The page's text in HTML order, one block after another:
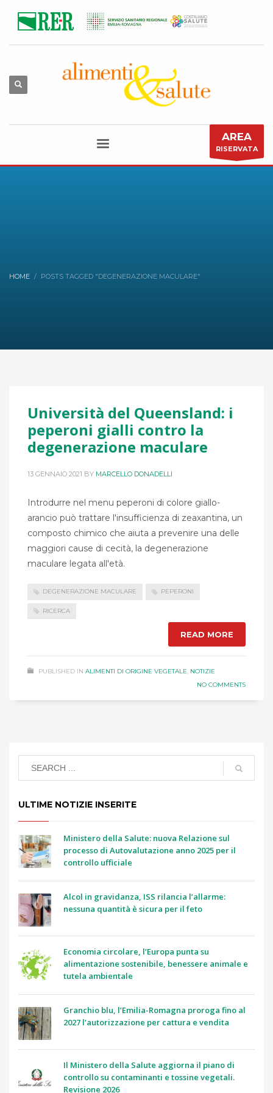
AREA
RISERVATA
HOME POSTS TAGGED "DEGENERAZIONE MACULARE"
Università del Queensland: i
peperoni gialli contro la
degenerazione maculare
13 GENNAIO 2021 BY MARCELLO DONADELLI
Introdurre nel menu peperoni di colore giallo-
arancio può trattare l'insufficienza di zeaxantina, un
composto chimico che aiuta a prevenire una delle
maggiori cause di cecità, la degenerazione
maculare legata all'età.
DEGENERAZIONE MACULARE PEPERONI
RICERCA
READ MORE
PUBLISHED IN ALIMENTI DI ORIGINE VEGETALE, NOTIZIE
NO COMMENTS
ULTIME NOTIZIE INSERITE
Ministero della Salute: nuova Relazione sul
processo di Autovalutazione anno 2025 per il
controllo ufficiale
Alcol in gravidanza, ISS rilancia l’allarme:
nessuna quantità è sicura per il feto
Economia circolare, l’Europa punta su
alimentazione sostenibile, benessere animale e
tutela ambientale
Granchio blu, l’Emilia-Romagna proroga fino al
2027 l’autorizzazione per cattura e vendita
Il Ministero della Salute aggiorna il piano di
controllo su contaminanti e tossine vegetali.
Revisione 2026